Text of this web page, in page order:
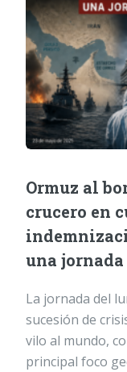
Ormuz al
crucero en
una
La jornada del
sucesión de
vilo al mundo,
principal foco